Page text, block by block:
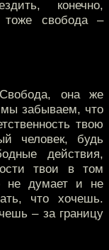
конечно,
свобода –
она же
забываем, что
твою
человек, будь
действия,
твои в том
не думает и не
что хочешь.
– за границу